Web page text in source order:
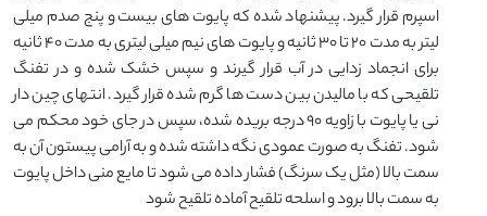
اسپرم قرار گیرد. پیشنهاد شده که پایوت های بیست و پنج صدم میلی
لیتر به مدت 20 تا 30 ثانیه و پایوت های نیم میلی لیتری به مدت 40 ثانیه
برای انجماد زدایی در آب قرار گیرند و سپس خشک شده و در تفنگ
تلقیحی که با مالیدن بین دست ها گرم شده قرار گیرد. انتهای چین دار
نی یا پایوت با زاویه 90 درجه بریده شده، سپس در جای خود محکم می
شود. تفنگ به صورت عمودی نگه داشته شده و به آرامی پیستون آن به
سمت بالا (مثل یک سرنگ) فشار داده می شود تا مایع منی داخل پایوت
به سمت بالا برود و اسلحه تلقیح آماده تلقیح شود